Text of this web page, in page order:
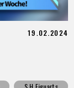
19.02.2024